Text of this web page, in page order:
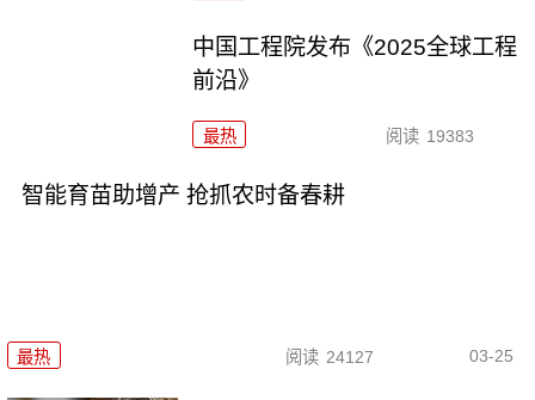
中国工程院发布《2025全球工程
前沿》
最热 阅读 19383
智能育苗助增产 抢抓农时备春耕
最热 阅读 24127 03-25